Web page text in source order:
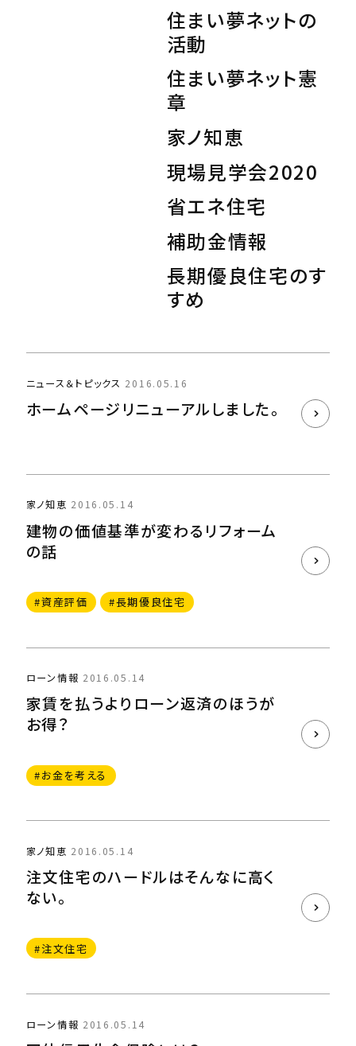
Information
Maintenance
mado
住宅相談窓口 じゅうmado
住まい夢ネットの
活動
住まい夢ネット憲
章
家ノ知恵
現場見学会2020
省エネ住宅
補助金情報
長期優良住宅のす
すめ
ニュース＆トピックス 2016.05.16
ホームページリニューアルしました。
家ノ知恵 2016.05.14
建物の価値基準が変わるリフォーム
の話
#資産評価 #長期優良住宅
ローン情報 2016.05.14
家賃を払うよりローン返済のほうが
お得？
#お金を考える
家ノ知恵 2016.05.14
注文住宅のハードルはそんなに高く
ない。
#注文住宅
ローン情報 2016.05.14